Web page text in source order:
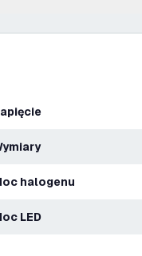
Napięcie
Wymiary
Moc halogenu
Moc LED